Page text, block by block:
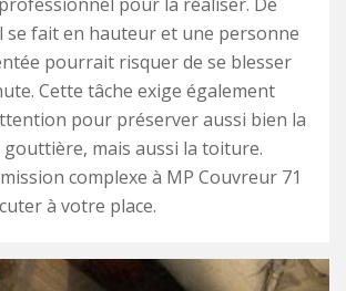
se fait en hauteur et une personne
pourrait risquer de se blesser
Cette tâche exige également
pour préserver aussi bien la
mais aussi la toiture.
complexe à MP Couvreur 71
à votre place.